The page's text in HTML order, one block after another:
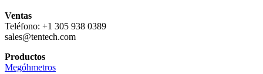
Ventas
Teléfono: +1 305 938 0389
sales@tentech.com
Productos
Megóhmetros